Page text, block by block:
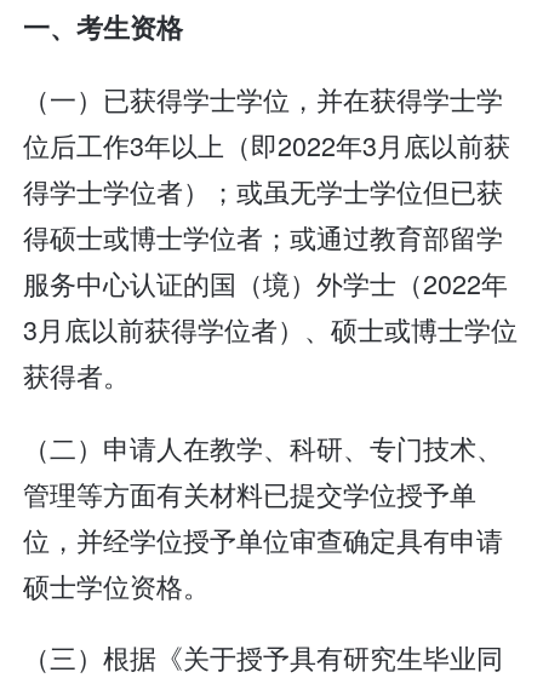
一、考生资格
（一）已获得学士学位，并在获得学士学
位后工作3年以上（即2022年3月底以前获
得学士学位者）；或虽无学士学位但已获
得硕士或博士学位者；或通过教育部留学
服务中心认证的国（境）外学士（2022年
3月底以前获得学位者）、硕士或博士学位
获得者。
（二）申请人在教学、科研、专门技术、
管理等方面有关材料已提交学位授予单
位，并经学位授予单位审查确定具有申请
硕士学位资格。
（三）根据《关于授予具有研究生毕业同